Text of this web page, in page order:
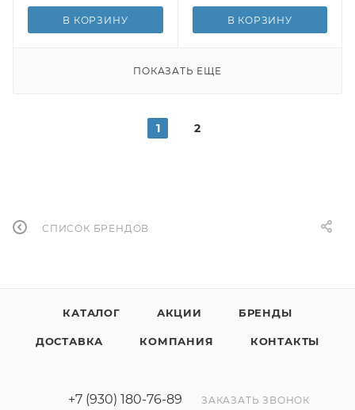
В КОРЗИНУ В КОРЗИНУ
ПОКАЗАТЬ ЕЩЕ
1 2
СПИСОК БРЕНДОВ
КАТАЛОГ АКЦИИ БРЕНДЫ
ДОСТАВКА КОМПАНИЯ КОНТАКТЫ
+7 (930) 180-76-89 ЗАКАЗАТЬ ЗВОНОК